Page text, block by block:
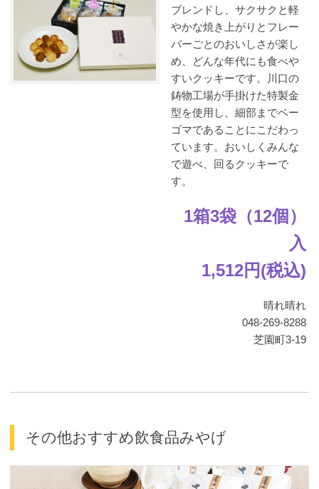
ブレンドし、サクサクと軽
やかな焼き上がりとフレー
バーごとのおいしさが楽し
め、どんな年代にも食べや
すいクッキーです。川口の
鋳物工場が手掛けた特製金
型を使用し、細部までベー
ゴマであることにこだわっ
ています。おいしくみんな
で遊べ、回るクッキーで
す。
1箱3袋（12個）
入
1,512円(税込)
晴れ晴れ
048-269-8288
芝園町3-19
その他おすすめ飲食品みやげ